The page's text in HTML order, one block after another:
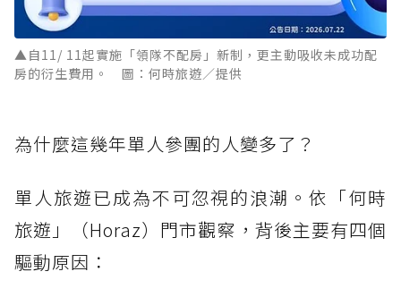
▲自11/ 11起實施「領隊不配房」新制，更主動吸收未成功配
房的衍生費用。 圖：何時旅遊／提供
為什麼這幾年單人參團的人變多了？
單人旅遊已成為不可忽視的浪潮。依「何時
旅遊」（Horaz）門市觀察，背後主要有四個
驅動原因：